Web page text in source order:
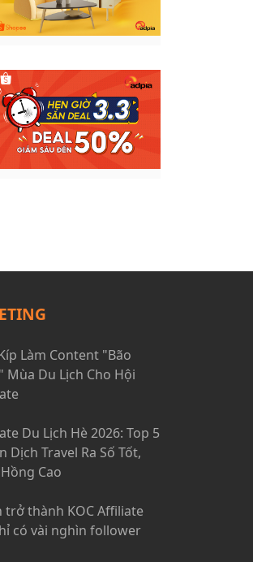
Làm Content "Bão
Mùa Du Lịch Cho Hội
Du Lịch Hè 2026: Top 5
Dịch Travel Ra Số Tốt,
Cao
trở thành KOC Affiliate
có vài nghìn follower